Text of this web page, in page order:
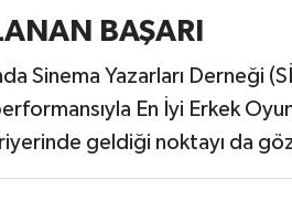
BAŞARI
Sinema Yazarları Derneği
En İyi Erkek
geldiği noktayı da